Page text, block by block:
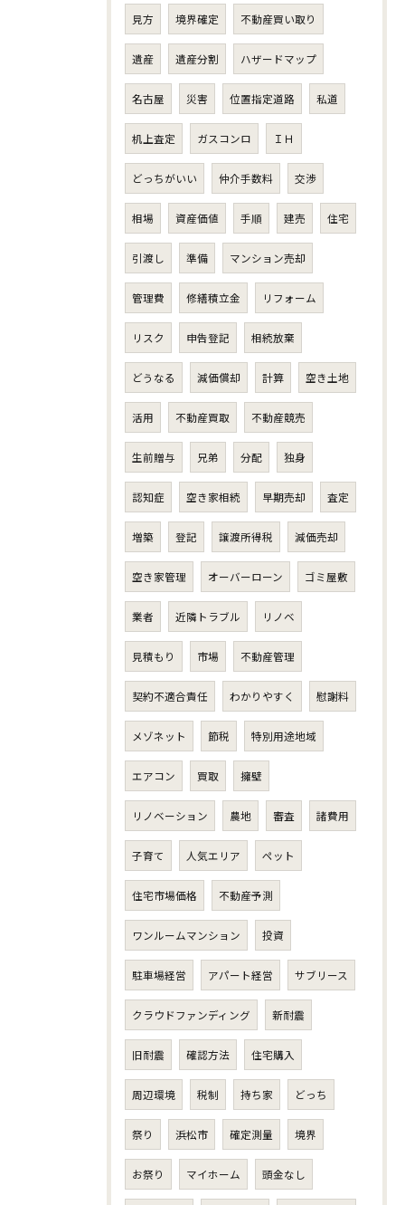
見方 境界確定 不動産買い取り
遺産 遺産分割 ハザードマップ
名古屋 災害 位置指定道路 私道
机上査定 ガスコンロ ＩＨ
どっちがいい 仲介手数料 交渉
相場 資産価値 手順 建売 住宅
引渡し 準備 マンション売却
管理費 修繕積立金 リフォーム
リスク 申告登記 相続放棄
どうなる 減価償却 計算 空き土地
活用 不動産買取 不動産競売
生前贈与 兄弟 分配 独身
認知症 空き家相続 早期売却 査定
増築 登記 譲渡所得税 減価売却
空き家管理 オーバーローン ゴミ屋敷
業者 近隣トラブル リノベ
見積もり 市場 不動産管理
契約不適合責任 わかりやすく 慰謝料
メゾネット 節税 特別用途地域
エアコン 買取 擁壁
リノベーション 農地 審査 諸費用
子育て 人気エリア ペット
住宅市場価格 不動産予測
ワンルームマンション 投資
駐車場経営 アパート経営 サブリース
クラウドファンディング 新耐震
旧耐震 確認方法 住宅購入
周辺環境 税制 持ち家 どっち
祭り 浜松市 確定測量 境界
お祭り マイホーム 頭金なし